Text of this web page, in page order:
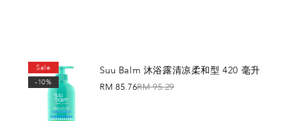
Sale
-10%
Suu Balm 沐浴露清凉柔和型 420 毫升
RM 85.76RM 95.29